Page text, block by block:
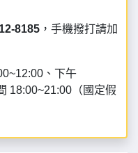
8185 ，手機撥打請加
、下午
18:00~21:00（國定假